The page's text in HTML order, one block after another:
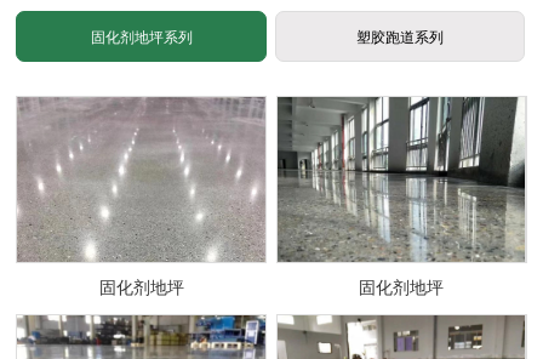
固化剂地坪系列 塑胶跑道系列
固化剂地坪 固化剂地坪